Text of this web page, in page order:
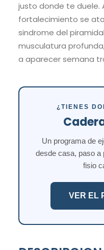
justo donde te duele.
fortalecimiento se
sindrome del
musculatura
a aparecer semana
¿TIENES
Un programa de
desde casa, paso a
fisio
VER EL